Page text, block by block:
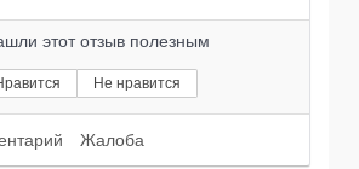
этот отзыв полезным
Не нравится
Жалоба